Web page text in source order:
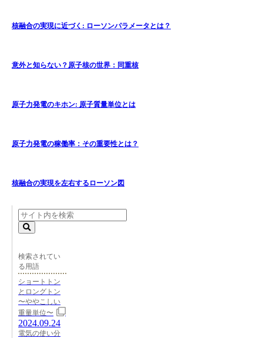
核融合の実現に近づく: ローソンパラメータとは？
意外と知らない？原子核の世界：同重核
原子力発電のキホン: 原子質量単位とは
原子力発電の稼働率：その重要性とは？
核融合の実現を左右するローソン図
検索されてい
る用語
ショートトン
とロングトン
〜ややこしい
重量単位〜
2024.09.24
電気の使い分